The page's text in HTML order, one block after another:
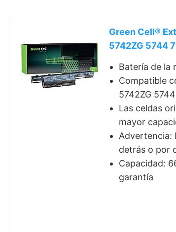
Green Cell®
5742ZG 5744
Batería de la
Compatible
5742ZG
Las celdas
mayor
Advertencia:
detrás o por
Capacidad:
garantía